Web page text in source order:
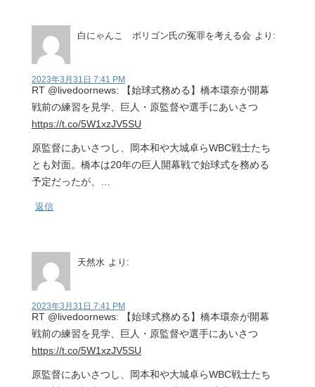
白にゃんこ ポリゴン氏の冤罪を考える会 より:
2023年3月31日 7:41 PM
RT @livedoornews: 【始球式務める】橋本環奈が開幕
戦前の練習を見学、巨人・原監督や選手にあいさつ
https://t.co/5W1xzJV5SU
原監督にあいさつし、岡本和や大城卓らWBC戦士たち
とも対面。橋本は20年の巨人開幕戦で始球式を務める
予定だったが、…
返信
天然水 より:
2023年3月31日 7:41 PM
RT @livedoornews: 【始球式務める】橋本環奈が開幕
戦前の練習を見学、巨人・原監督や選手にあいさつ
https://t.co/5W1xzJV5SU
原監督にあいさつし、岡本和や大城卓らWBC戦士たち